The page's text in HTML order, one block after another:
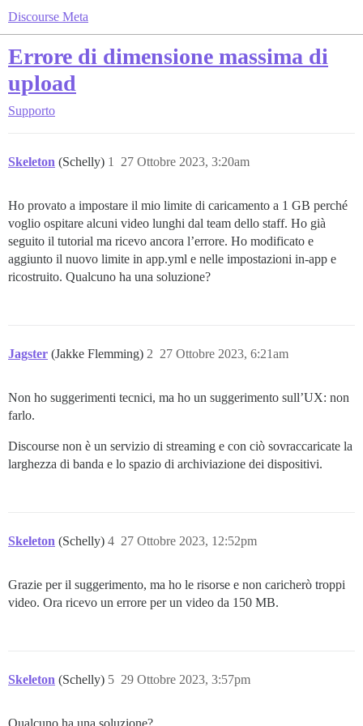
Discourse Meta
Errore di dimensione massima di
upload
Supporto
Skeleton (Schelly) 27 Ottobre 2023, 3:20am
1
Ho provato a impostare il mio limite di caricamento a 1 GB perché
voglio ospitare alcuni video lunghi dal team dello staff. Ho già
seguito il tutorial ma ricevo ancora l’errore. Ho modificato e
aggiunto il nuovo limite in app.yml e nelle impostazioni in-app e
ricostruito. Qualcuno ha una soluzione?
Jagster (Jakke Flemming) 27 Ottobre 2023, 6:21am
2
Non ho suggerimenti tecnici, ma ho un suggerimento sull’UX: non
farlo.
Discourse non è un servizio di streaming e con ciò sovraccaricate la
larghezza di banda e lo spazio di archiviazione dei dispositivi.
Skeleton (Schelly) 27 Ottobre 2023, 12:52pm
4
Grazie per il suggerimento, ma ho le risorse e non caricherò troppi
video. Ora ricevo un errore per un video da 150 MB.
Skeleton (Schelly) 29 Ottobre 2023, 3:57pm
5
Qualcuno ha una soluzione?